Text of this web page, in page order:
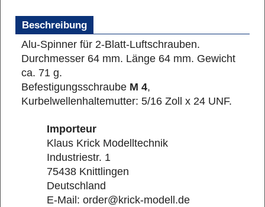
Beschreibung
Alu-Spinner für 2-Blatt-Luftschrauben.
Durchmesser 64 mm. Länge 64 mm. Gewicht
ca. 71 g.
Befestigungsschraube M 4,
Kurbelwellenhaltemutter: 5/16 Zoll x 24 UNF.
Importeur
Klaus Krick Modelltechnik
Industriestr. 1
75438 Knittlingen
Deutschland
E-Mail: order@krick-modell.de